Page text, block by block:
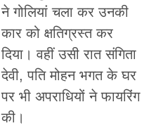
ने गोलियां चला कर उनकी
कार को क्षतिग्रस्त कर
दिया। वहीं उसी रात संगिता
देवी, पति मोहन भगत के घर
पर भी अपराधियों ने फायरिंग
की।